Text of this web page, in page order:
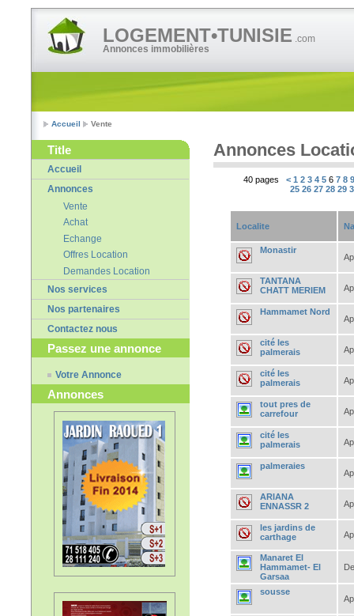
LOGEMENT•TUNISIE .com
Annonces immobilières
Accueil Vente
Title
Accueil
Annonces
Vente
Achat
Echange
Offres Location
Demandes Location
Nos services
Nos partenaires
Contactez nous
Passez une annonce
Votre Annonce
Annonces
Annonces
40 pages < 1 2 3 4 5 6 7 8
25 26 27 28 29
Localite
Monastir
TANTANA
CHATT MERIEM
Hammamet Nord
cité les
palmerais
cité les
palmerais
tout pres de
carrefour
cité les
palmerais
palmeraies
ARIANA
ENNASSR 2
les jardins de
carthage
Manaret El
Hammamet- El
Garsaa
sousse